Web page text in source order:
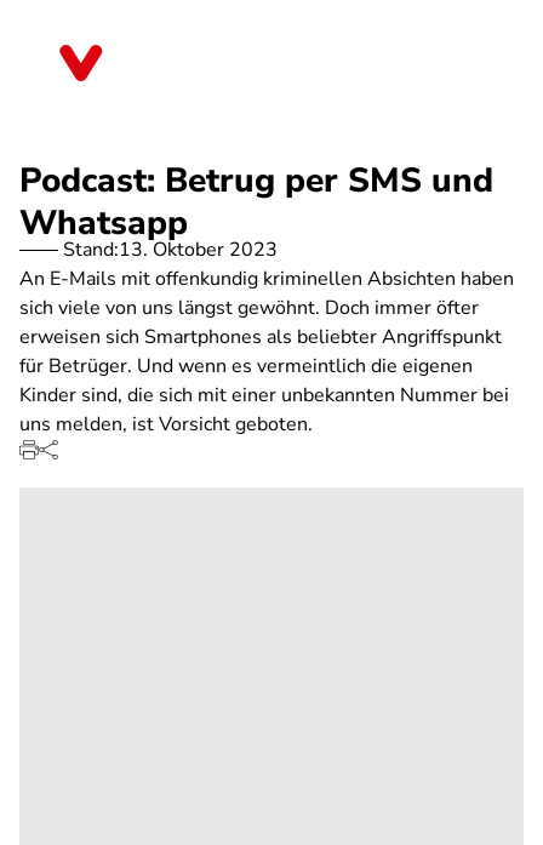
Podcast: Betrug per SMS und
Whatsapp
Stand:13. Oktober 2023
An E-Mails mit offenkundig kriminellen Absichten haben
sich viele von uns längst gewöhnt. Doch immer öfter
erweisen sich Smartphones als beliebter Angriffspunkt
für Betrüger. Und wenn es vermeintlich die eigenen
Kinder sind, die sich mit einer unbekannten Nummer bei
uns melden, ist Vorsicht geboten.